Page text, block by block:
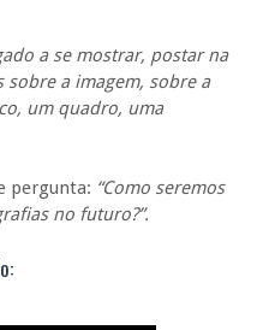
a se mostrar, postar na
sobre a imagem, sobre a
um quadro, uma
pergunta: “Como seremos
no futuro?”.